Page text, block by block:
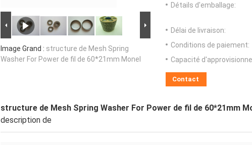
Image Grand : structure de Mesh Spring
Washer For Power de fil de 60*21mm Monel
Détails d'emballage:
Délai de livraison:
Conditions de paiement:
Capacité
Contact
structure de Mesh Spring Washer For Power de fil de 60*21mm
description de